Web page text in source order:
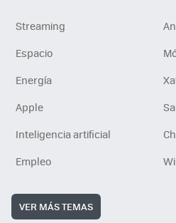
Streaming
Espacio
Energía
Apple
Inteligencia artificial
Empleo
VER MÁS TEMAS